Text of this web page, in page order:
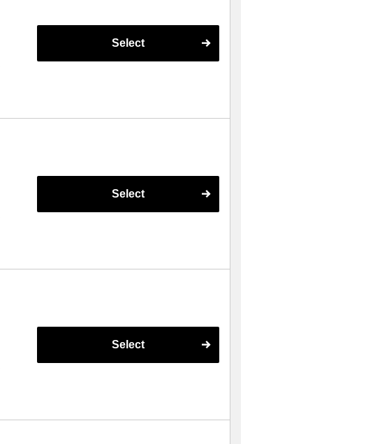
Select
Select
Select